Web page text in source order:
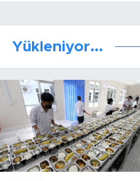
Yükleniyor...